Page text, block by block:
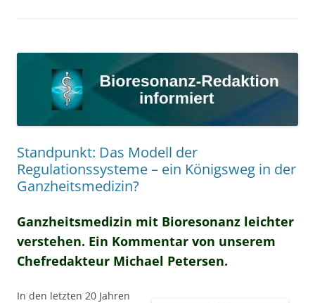
Standpunkt: Das Modell der
Regulationssysteme – ein Königsweg in der
Ganzheitsmedizin?
Ganzheitsmedizin mit Bioresonanz leichter
verstehen. Ein Kommentar von unserem
Chefredakteur Michael Petersen.
In den letzten 20 Jahren